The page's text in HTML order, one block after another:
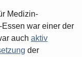
Medizin-
war einer der
auch aktiv
der